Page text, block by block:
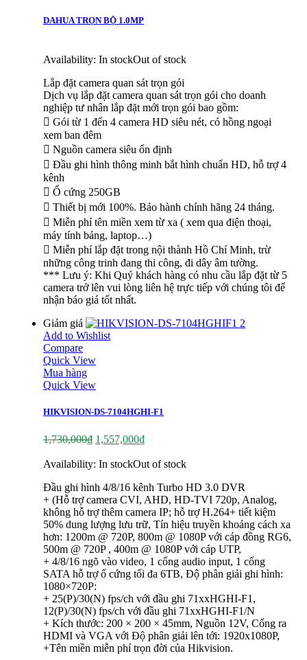
DAHUA TRỌN BỘ 1.0MP
Availability: In stockOut of stock
Lắp đặt camera quan sát trọn gói
Dịch vụ lắp đặt camera quan sát trọn gói cho doanh
nghiệp tư nhân lắp đặt mới trọn gói bao gồm:
 Gói từ 1 đến 4 camera HD siêu nét, có hồng ngoại
xem ban đêm
 Nguồn camera siêu ổn định
 Đầu ghi hình thông minh bắt hình chuẩn HD, hỗ trợ 4
kênh
 Ổ cứng 250GB
 Thiết bị mới 100%. Bảo hành chính hãng 24 tháng.
 Miễn phí tên miền xem từ xa ( xem qua điện thoại,
máy tính bảng, laptop…)
 Miễn phí lắp đặt trong nội thành Hồ Chí Minh, trừ
những công trinh đang thi công, đi dây âm tường.
*** Lưu ý: Khi Quý khách hàng có nhu cầu lắp đặt từ 5
camera trở lên vui lòng liên hệ trực tiếp với chúng tôi để
nhận báo giá tốt nhất.
Giảm giá
Add to Wishlist
Compare
Quick View
Mua hàng
Quick View
HIKVISION-DS-7104HGHI-F1
1,730,000₫ 1,557,000₫
Availability: In stockOut of stock
Đầu ghi hình 4/8/16 kênh Turbo HD 3.0 DVR
+ (Hỗ trợ camera CVI, AHD, HD-TVI 720p, Analog,
không hỗ trợ thêm camera IP; hỗ trợ H.264+ tiết kiệm
50% dung lượng lưu trữ, Tín hiệu truyền khoảng cách xa
hơn: 1200m @ 720P, 800m @ 1080P với cáp đồng RG6,
500m @ 720P , 400m @ 1080P với cáp UTP,
+ 4/8/16 ngõ vào video, 1 cổng audio input, 1 cổng
SATA hỗ trợ ổ cứng tối đa 6TB, Độ phân giải ghi hình:
1080×720P:
+ 25(P)/30(N) fps/ch với đầu ghi 71xxHGHI-F1,
12(P)/30(N) fps/ch với đầu ghi 71xxHGHI-F1/N
+ Kích thước: 200 × 200 × 45mm, Nguồn 12V, Cổng ra
HDMI và VGA với Độ phân giải lên tới: 1920x1080P,
+Tên miền miễn phí trọn đời của Hikvision.